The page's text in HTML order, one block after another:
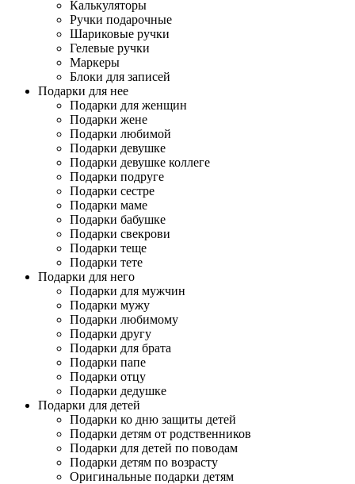
Калькуляторы
Ручки подарочные
Шариковые ручки
Гелевые ручки
Маркеры
Блоки для записей
Подарки для нее
Подарки для женщин
Подарки жене
Подарки любимой
Подарки девушке
Подарки девушке коллеге
Подарки подруге
Подарки сестре
Подарки маме
Подарки бабушке
Подарки свекрови
Подарки теще
Подарки тете
Подарки для него
Подарки для мужчин
Подарки мужу
Подарки любимому
Подарки другу
Подарки для брата
Подарки папе
Подарки отцу
Подарки дедушке
Подарки для детей
Подарки ко дню защиты детей
Подарки детям от родственников
Подарки для детей по поводам
Подарки детям по возрасту
Оригинальные подарки детям